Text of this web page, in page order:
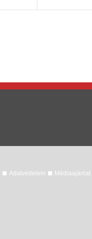
Adatvédelem Médiaajánlat